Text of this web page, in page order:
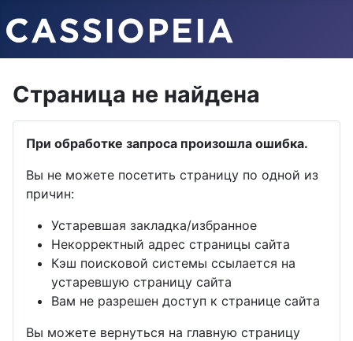
Страница не найдена
При обработке запроса произошла ошибка.
Вы не можете посетить страницу по одной из
причин:
Устаревшая закладка/избранное
Некорректный адрес страницы сайта
Кэш поисковой системы ссылается на
устаревшую страницу сайта
Вам не разрешен доступ к странице сайта
Вы можете вернуться на главную страницу